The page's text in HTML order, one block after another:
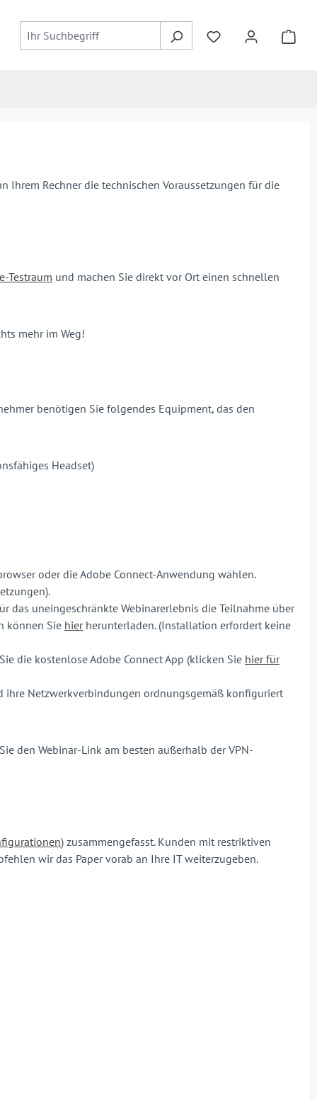
Ihrem Rechner die technischen Voraussetzungen für die
Testraum und machen Sie direkt vor Ort einen schnellen
mehr im Weg!
benötigen Sie folgendes Equipment, das den
Headset)
oder die Adobe Connect-Anwendung wählen.
das uneingeschränkte Webinarerlebnis die Teilnahme über
können Sie hierherunterladen. (Installation erfordert keine
die kostenlose Adobe Connect App (klicken Sie hier für
ihre Netzwerkverbindungen ordnungsgemäß konfiguriert
den Webinar-Link am besten außerhalb der VPN-
) zusammengefasst. Kunden mit restriktiven
wir das Paper vorab an Ihre IT weiterzugeben.